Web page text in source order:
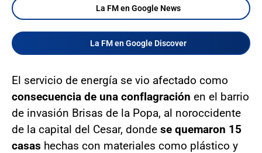
La FM en Google News
La FM en Google Discover
El servicio de energía se vio afectado como
consecuencia de una conflagración en el barrio
de invasión Brisas de la Popa, al noroccidente
de la capital del Cesar, donde se quemaron 15
casas hechas con materiales como plástico y